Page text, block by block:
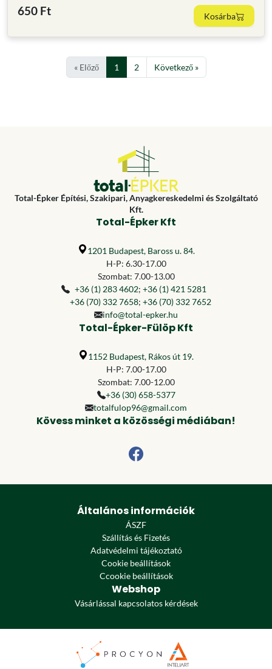
650 Ft Kosárba
« Előző 1 2 Következő »
Total-Épker Építési, Szakipari, Anyagkereskedelmi és Szolgáltató
Kft.
Total-Épker Kft
1201 Budapest, Baross u. 84.
H-P: 6.30-17.00
Szombat: 7.00-13.00
+36 (1) 283 4602; +36 (1) 421 5281
+36 (70) 332 7658; +36 (70) 332 7652
info@total-epker.hu
Total-Épker-Fülöp Kft
1152 Budapest, Rákos út 19.
H-P: 7.00-17.00
Szombat: 7.00-12.00
+36 (30) 658-5377
totalfulop96@gmail.com
Kövess minket a közösségi médiában!
Általános információk
ÁSZF
Szállítás és Fizetés
Adatvédelmi tájékoztató
Cookie beállítások
Ccookie beállítások
Webshop
Vásárlással kapcsolatos kérdések